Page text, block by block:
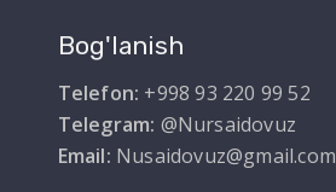
Bog'lanish
Telefon: +998 93 220 99 52
Telegram: @Nursaidovuz
Email: Nusaidovuz@gmail.com